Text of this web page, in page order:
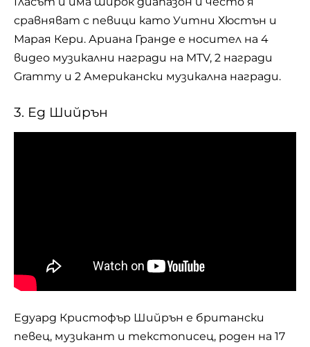
сравняват с певици като Уитни Хюстън и
Марая Кери. Ариана Гранде е носител на 4
видео музикални награди на MTV, 2 награди
Grammy и 2 Американски музикална награди.
3. Ед Шийрън
Едуард Кристофър Шийрън е британски
певец, музикант и текстописец, роден на 17